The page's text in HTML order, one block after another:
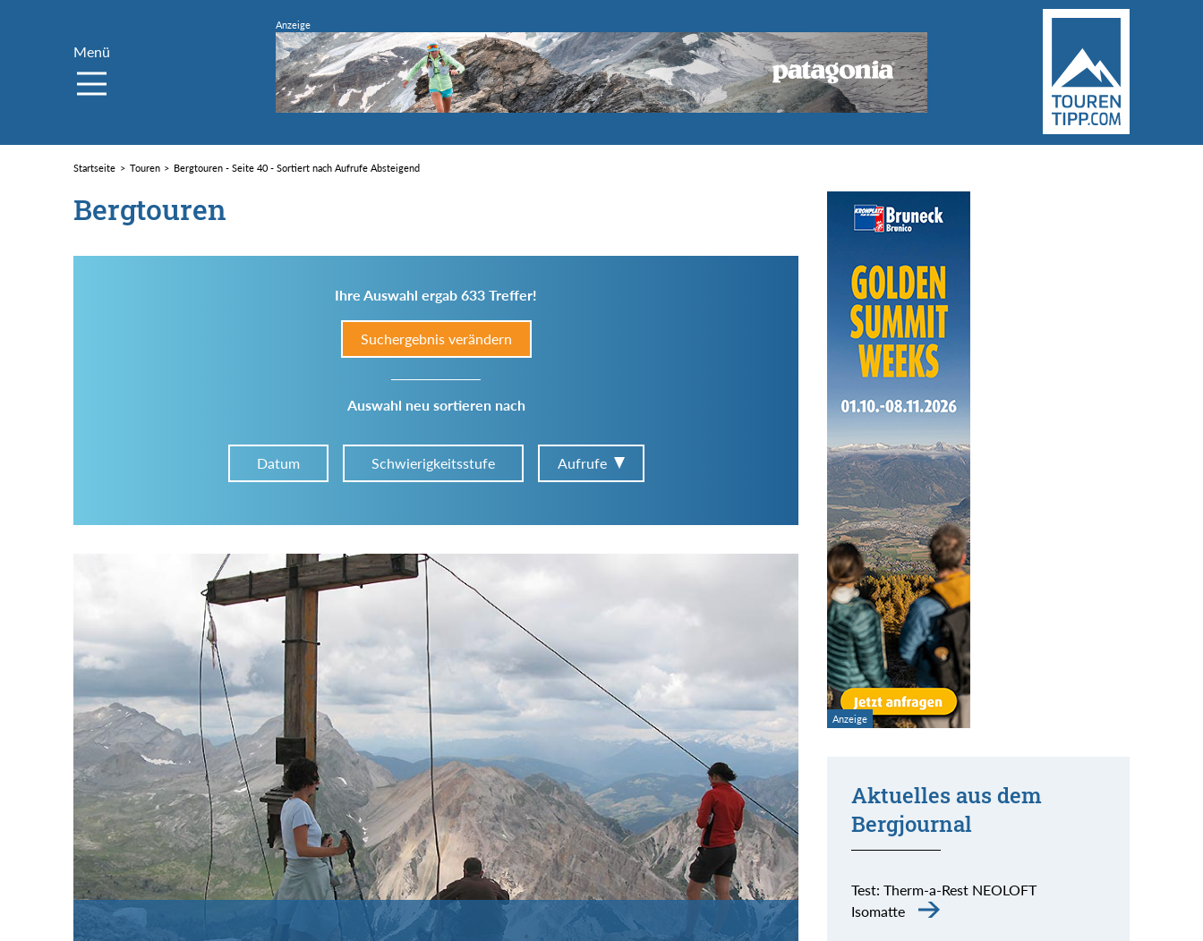
Menü
Startseite Touren Bergtouren - Seite 40 - Sortiert nach Aufrufe Absteigend
Bergtouren
Ihre Auswahl ergab 633 Treffer!
Suchergebnis verändern
Auswahl neu sortieren nach
Datum Schwierigkeitsstufe Aufrufe
Im Tourenarchiv suchen
Region:
Gebirge:
Art der Tour:
Schwierigkeitsgrad:
von
bis
Kondition (Tourdauer):
von
bis
Suchbegriff:
Aktuelles aus dem
Bergjournal
Test: Therm-a-Rest NEOLOFT
Isomatte